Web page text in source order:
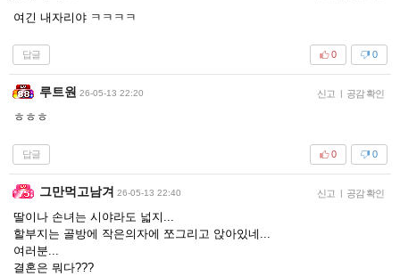
여긴 내자리야 ㅋㅋㅋㅋ
답글 0
0
루트원 26-05-13 22:20 신고 | 공감 확인
ㅎㅎㅎ
답글 0
0
그만먹고남겨 26-05-13 22:40 신고 | 공감 확인
딸이나 손녀는 시야라도 넓지...
할부지는 골방에 작은의자에 쪼그리고 앉아있네...
여러분...
결혼은 뭐다???